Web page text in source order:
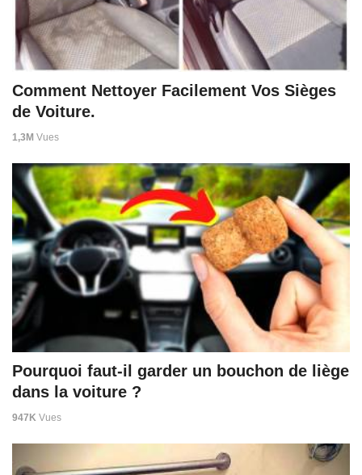
Comment Nettoyer Facilement Vos Sièges
de Voiture.
1,3M Vues
Pourquoi faut-il garder un bouchon de liège
dans la voiture ?
947K Vues